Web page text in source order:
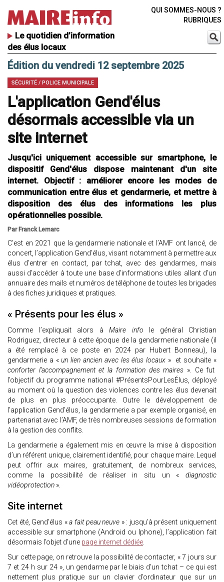
Le quotidien d’information
des élus locaux
QUI SOMMES-NOUS ?
RUBRIQUES
Édition du vendredi 12 septembre 2025
SÉCURITÉ / POLICE MUNICIPALE
L'application Gend'élus
désormais accessible via un
site internet
Jusqu'ici uniquement accessible sur smartphone, le
dispositif Gend'élus dispose maintenant d'un site
internet. Objectif : améliorer encore les modes de
communication entre élus et gendarmerie, et mettre à
disposition des élus des informations les plus
opérationnelles possible.
Par Franck Lemarc
C’est en 2021 que la gendarmerie nationale et l’AMF ont lancé, de
concert, l’application Gend’élus, visant notamment à permettre aux
élus d’entrer en contact, par tchat, avec des gendarmes, mais
aussi d’accéder à toute une base d’informations utiles allant d’un
annuaire des mails et numéros de téléphone de toutes les brigades
à des fiches juridiques et pratiques.
« Présents pour les élus »
Comme l’expliquait alors à Maire info le général Christian
Rodriguez, directeur à cette époque de la gendarmerie nationale (il
a été remplacé à ce poste en 2024 par Hubert Bonneau), la
gendarmerie a «un lien ancien avec les élus locaux » et souhaite «
conforter l’accompagnement et la formation des maires ». Ce fut
l’objectif du programme national #PrésentsPourLesÉlus, déployé
au moment où la question des violences contre les élus devenait
de plus en plus préoccupante. Outre le développement de
l’application Gend’élus, la gendarmerie a par exemple organisé, en
partenariat avec l’AMF, de très nombreuses sessions de formation
à la gestion des conflits.
La gendarmerie a également mis en œuvre la mise à disposition
d’un référent unique, clairement identifié, pour chaque maire. Lequel
peut offrir aux maires, gratuitement, de nombreux services,
comme la possibilité de réaliser in situ un « diagnostic
vidéoprotection ».
Site internet
Cet été, Gend’élus «a fait peau neuve » : jusqu’à présent uniquement
accessible sur smartphone (Android ou Iphone), l’application fait
désormais l’objet d’une page internet dédiée.
Sur cette page, on retrouve la possibilité de contacter, « 7 jours sur
7 et 24 h sur 24 », un gendarme par le biais d’un tchat – ce qui est
nettement plus pratique sur un clavier d’ordinateur que sur un